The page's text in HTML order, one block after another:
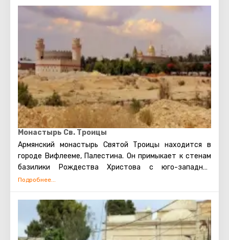
Это место известно также как Поле Пастушков, где
Ангел возвестил Рождение Христа бодрствовавшим в
поле пастухам.
В пещере, где произошло откровение Ангелов,
погребены три пастуха, очевидцы события, которые
пожелали быть похоронеными на том месте, где они
были удостоены видеть Славу Господню.
Монастырь Св. Троицы
Армянский монастырь Святой Троицы находится в
городе Вифлееме, Палестина. Он примыкает к стенам
базилики Рождества Христова с юго-западной
стороны. Здания монастыря выделяется среди
отсутствием внешних ворот, то есть попасть в него
возможно только через базилику. Комплекс монастыря
относится к XII веку, к эпохе крестоносцев. Наиболее
поздние постройки датируются XVII веком.